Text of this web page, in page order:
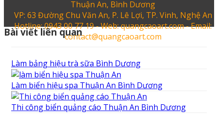
Thuận An, Bình Dương
VP: 63 Đường Chu Văn An, P. Lê Lợi, TP. Vinh, Nghệ An
Hotline: 0943 00 77 19 - Web: quangcaoart.com - Email:
contact@quangcaoart.com
Bài viết liên quan
Làm bảng hiệu trà sữa Bình Dương
Làm biển hiệu spa Thuận An Bình Dương
Thi công biển quảng cáo Thuận An Bình Dương